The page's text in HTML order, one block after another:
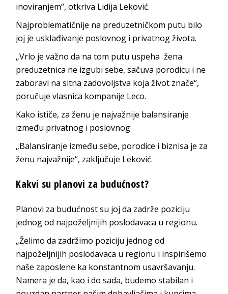
inoviranjem“, otkriva Lidija Leković.
Najproblematičnije na preduzetničkom putu bilo
joj je usklađivanje poslovnog i privatnog života.
„Vrlo je važno da na tom putu uspeha žena
preduzetnica ne izgubi sebe, sačuva porodicu i ne
zaboravi na sitna zadovoljstva koja život znače“,
poručuje vlasnica kompanije Leco.
Kako ističe, za ženu je najvažnije balansiranje
između privatnog i poslovnog
„Balansiranje između sebe, porodice i biznisa je za
ženu najvažnije“, zaključuje Leković.
Kakvi su planovi za budućnost?
Planovi za budućnost su joj da zadrže poziciju
jednog od najpoželjnijih poslodavaca u regionu.
„Želimo da zadržimo poziciju jednog od
najpoželjnijih poslodavaca u regionu i inspirišemo
naše zaposlene ka konstantnom usavršavanju.
Namera je da, kao i do sada, budemo stabilan i